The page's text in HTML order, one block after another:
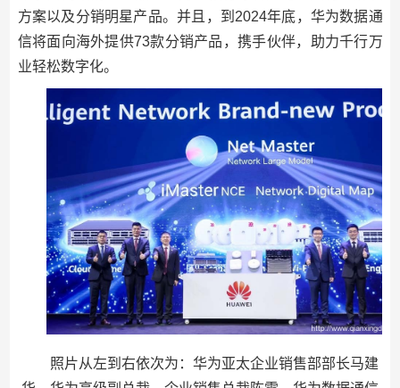
方案以及分销明星产品。并且，到2024年底，华为数据通
信将面向海外提供73款分销产品，携手伙伴，助力千行万
业轻松数字化。
照片从左到右依次为：华为亚太企业销售部部长马建